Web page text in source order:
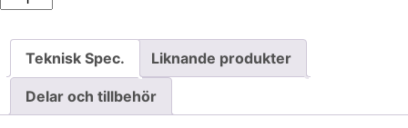
Teknisk Spec. Liknande produkter
Delar och tillbehör